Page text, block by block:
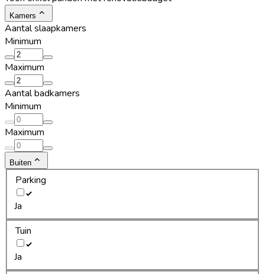
Kamers
Aantal slaapkamers
Minimum
Maximum
Aantal badkamers
Minimum
Maximum
Buiten
Parking
Ja
Tuin
Ja